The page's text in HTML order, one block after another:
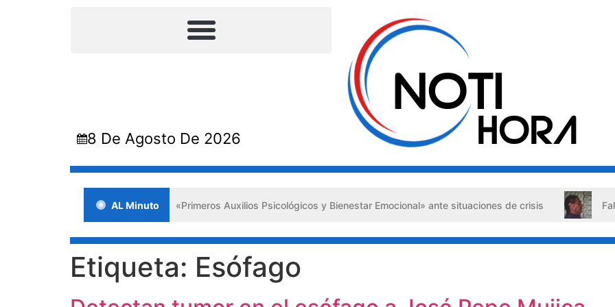
8 De Agosto De 2026
AL Minuto
jornada en Lara impulsa los «Primeros Auxilios Psicológicos y Bienestar Emocional» ante situaciones de crisis Falso
Etiqueta: Esófago